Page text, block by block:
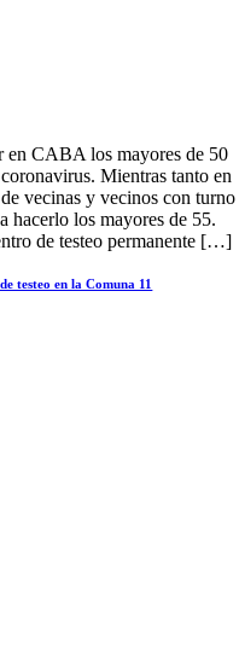
en CABA los mayores de 50
Mientras tanto en
vecinas y vecinos con turno
hacerlo los mayores de 55.
de testeo permanente […]
testeo en la Comuna 11